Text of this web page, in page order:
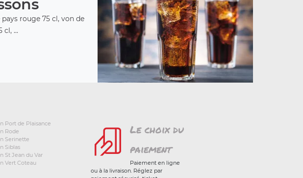
rouge 75 cl, von de
cl, ...
Port de Plaisance
Rode
Serinette
Siblas
St Jean du Var
Vert Coteau
Le choix du
paiement
Paiement en ligne
ou à la livraison. Réglez par